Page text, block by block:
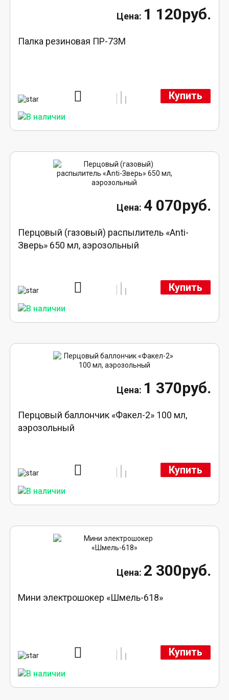
1 120руб.
Палка резиновая ПР-73М
Купить
4 070руб.
Перцовый (газовый) распылитель «Anti-
Зверь» 650 мл, аэрозольный
Купить
1 370руб.
Перцовый баллончик «Факел-2» 100 мл,
аэрозольный
Купить
2 300руб.
Мини электрошокер «Шмель-618»
Купить